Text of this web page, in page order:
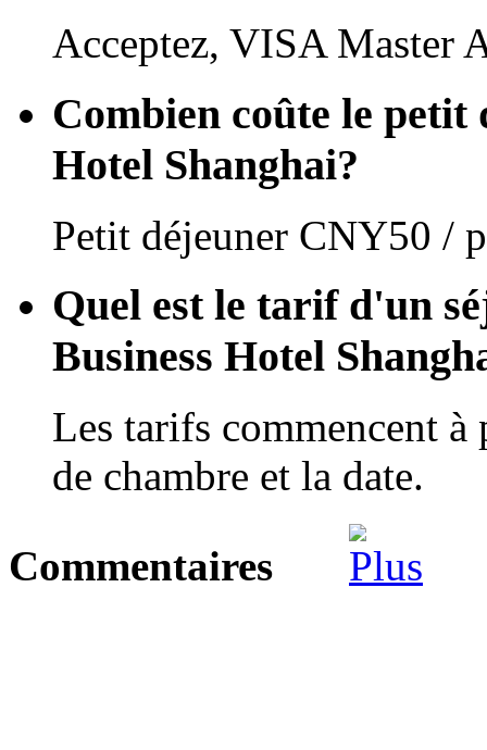
Acceptez, VISA Master
Combien coûte le petit
Hotel Shanghai?
Petit déjeuner CNY50 /
Quel est le tarif d'un
Business Hotel
Les tarifs commencent
de chambre et la date.
Commentaires